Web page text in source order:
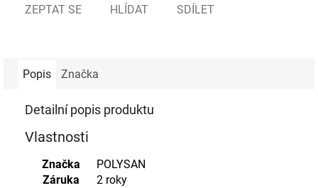
ZEPTAT SE HLÍDAT SDÍLET
Popis Značka
Detailní popis produktu
Vlastnosti
Značka
POLYSAN
Záruka
2 roky